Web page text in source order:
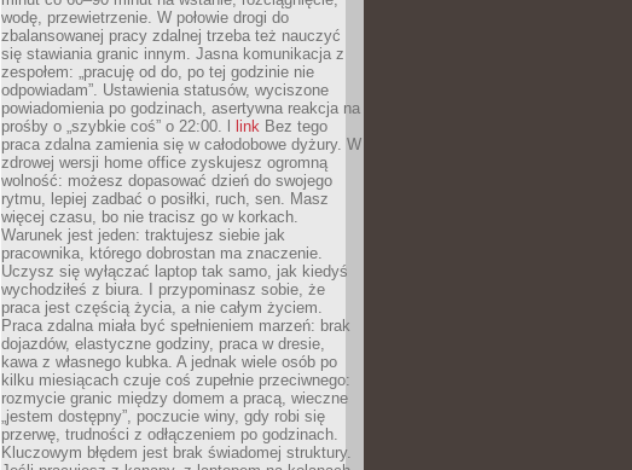
wodę, przewietrzenie. W połowie drogi do
zbalansowanej pracy zdalnej trzeba też nauczyć
się stawiania granic innym. Jasna komunikacja z
zespołem: „pracuję od do, po tej godzinie nie
odpowiadam”. Ustawienia statusów, wyciszone
powiadomienia po godzinach, asertywna reakcja na
prośby o „szybkie coś” o 22:00. l
link Bez tego
praca zdalna zamienia się w całodobowe dyżury. W
zdrowej wersji home office zyskujesz ogromną
wolność: możesz dopasować dzień do swojego
rytmu, lepiej zadbać o posiłki, ruch, sen. Masz
więcej czasu, bo nie tracisz go w korkach.
Warunek jest jeden: traktujesz siebie jak
pracownika, którego dobrostan ma znaczenie.
Uczysz się wyłączać laptop tak samo, jak kiedyś
wychodziłeś z biura. I przypominasz sobie, że
praca jest częścią życia, a nie całym życiem.
Praca zdalna miała być spełnieniem marzeń: brak
dojazdów, elastyczne godziny, praca w dresie,
kawa z własnego kubka. A jednak wiele osób po
kilku miesiącach czuje coś zupełnie przeciwnego:
rozmycie granic między domem a pracą, wieczne
„jestem dostępny”, poczucie winy, gdy robi się
przerwę, trudności z odłączeniem po godzinach.
Kluczowym błędem jest brak świadomej struktury.